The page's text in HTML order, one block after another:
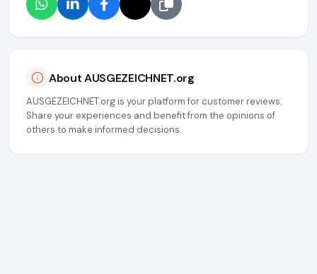
About AUSGEZEICHNET.org
AUSGEZEICHNET.org is your platform for customer reviews.
Share your experiences and benefit from the opinions of
others to make informed decisions.